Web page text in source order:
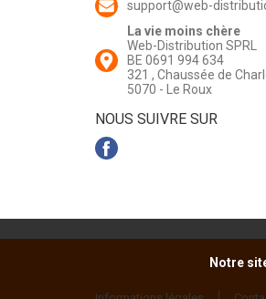
support@web-
La vie moins chère
Web-Distribution SPRL
BE 0691 994 634
321 , Chaussée de
5070 - Le Roux
NOUS SUIVRE SUR
Notre